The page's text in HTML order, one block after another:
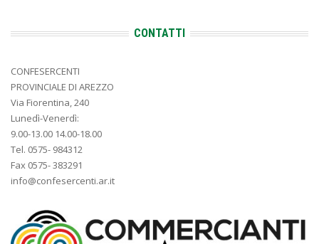
CONTATTI
CONFESERCENTI
PROVINCIALE DI AREZZO
Via Fiorentina, 240
Lunedì-Venerdì:
9.00-13.00 14.00-18.00
Tel. 0575- 984312
Fax 0575- 383291
info@confesercenti.ar.it